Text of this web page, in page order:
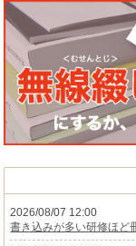
2026/08/07 12:00
書き込みが多い研修ほど